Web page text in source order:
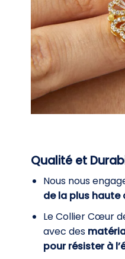
Qualité et
Nous nous
de la plus haute
Le Collier Cœur
avec des
pour résister à